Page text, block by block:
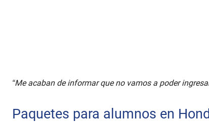
“Me acaban de informar que no vamos a poder
Paquetes para alumnos en